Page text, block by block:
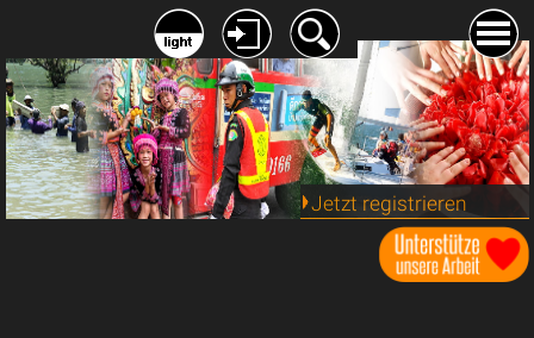
Jetzt registrieren